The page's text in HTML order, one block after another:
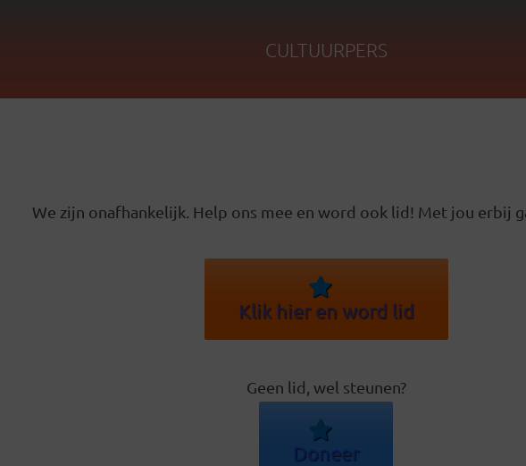
CULTUURPERS
We zijn onafhankelijk. Help ons mee en word ook lid! Met jou erbij
Klik hier en word lid
Geen lid, wel steunen?
Doneer